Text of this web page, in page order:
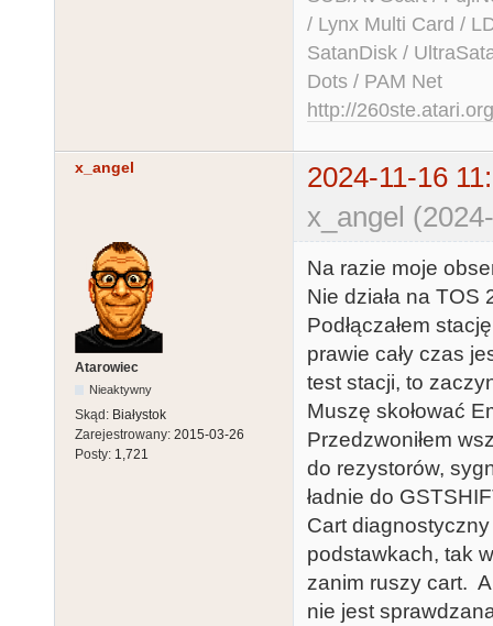
/ Lynx Multi Card /
SatanDisk /
Dots / PAM Net
http://260ste.atari.org
x_angel
2024-11-16
x_angel
Atarowiec
Nieaktywny
Skąd: Białystok
Zarejestrowany: 2015-03-26
Posty: 1,721
Na razie moje
Nie działa na
Podłączałem
prawie cały czas
test stacji, to
Muszę skołować
Przedzwoniłem
do rezystorów,
ładnie do
Cart
podstawkach, tak
zanim ruszy cart.
nie jest